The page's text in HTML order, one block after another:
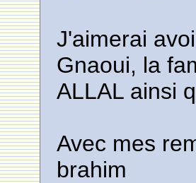
J'aimerai
Gnaoui, la
ALLAL ainsi
Avec mes
brahim